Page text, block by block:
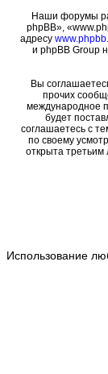
Наши форумы
phpBB»,
адресу
и phpBB Group
Вы
прочих
международное
будет
соглашаетесь с
по своему
открыта
Использование